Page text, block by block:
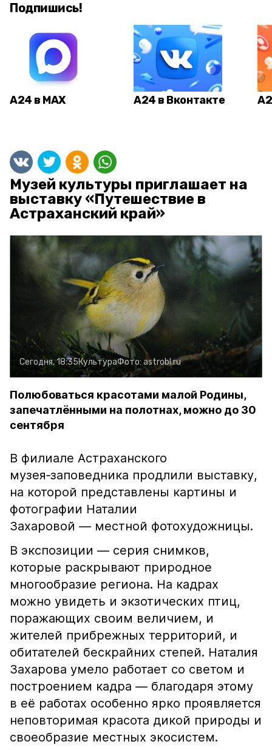
Подпишись!
А24 в MAX А24 в Вконтакте
Музей культуры приглашает на
выставку «Путешествие в
Астраханский край»
Сегодня, 18:35КультураФото: astrobl.ru
Полюбоваться красотами малой Родины,
запечатлёнными на полотнах, можно до 30
сентября
В филиале Астраханского
музея‑заповедника продлили выставку,
на которой представлены картины и
фотографии Наталии
Захаровой — местной фотохудожницы.
В экспозиции — серия снимков,
которые раскрывают природное
многообразие региона. На кадрах
можно увидеть и экзотических птиц,
поражающих своим величием, и
жителей прибрежных территорий, и
обитателей бескрайних степей. Наталия
Захарова умело работает со светом и
построением кадра — благодаря этому
в её работах особенно ярко проявляется
неповторимая красота дикой природы и
своеобразие местных экосистем.